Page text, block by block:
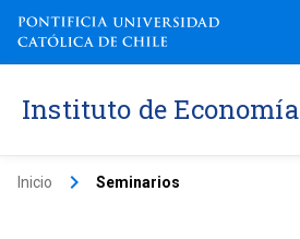
Instituto de Economía
Inicio keyboard_arrow_right Seminarios